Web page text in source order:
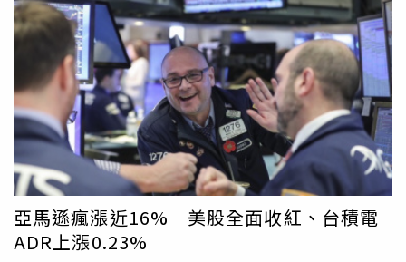
高階載板需求及產能稼動率提升，第二季營收124.96億元，
季增13.06％、年增30.72％，創單季新高；單季稅後純益
13.11億元，每股稅後純益（EPS）2.57元、毛利率
26.09％。累計上半年營收236.01億元，年增29.61％；稅後
純益18.60億元，EPS達3.74元；整體毛利率23.77％。展望
下半年，法人預期，第三季、第四季載板價格仍有調升空
間，可望支撐後續營收及獲利表現。資本支出方面，景碩新
增約196億元專案預算用於廠房建置，與先前公布、用於設
備支出的235億元三年投資計畫用途不同。兩項合計投資規
模將提高至431億元，均投入ABF載板擴產。
亞馬遜瘋漲近16% 美股全面收紅、台積電
ADR上漲0.23%